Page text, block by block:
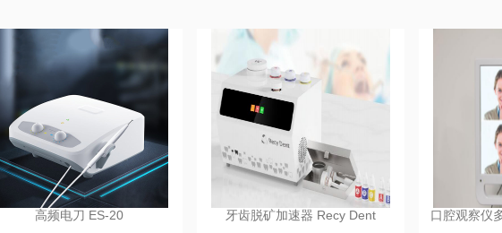
高频电刀 ES-20 牙齿脱矿加速器 Recy Dent